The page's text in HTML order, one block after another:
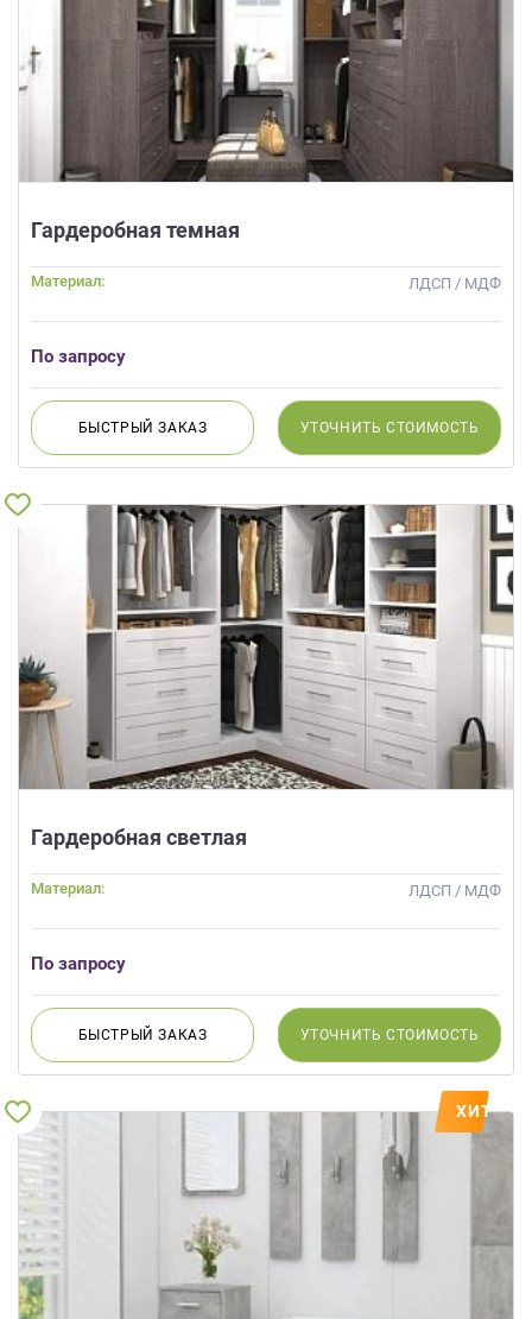
Гардеробная темная
Материал: ЛДСП / МДФ
По запросу
БЫСТРЫЙЗАКАЗ УТОЧНИТЬ СТОИМОСТЬ
Гардеробная светлая
Материал: ЛДСП / МДФ
По запросу
БЫСТРЫЙЗАКАЗ УТОЧНИТЬ СТОИМОСТЬ
ХИТ